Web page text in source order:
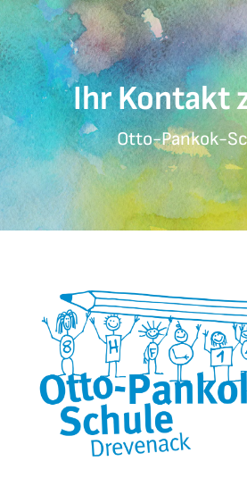
Zum
Inhalt
springen
Ihr Kontakt
Otto-Pankok-